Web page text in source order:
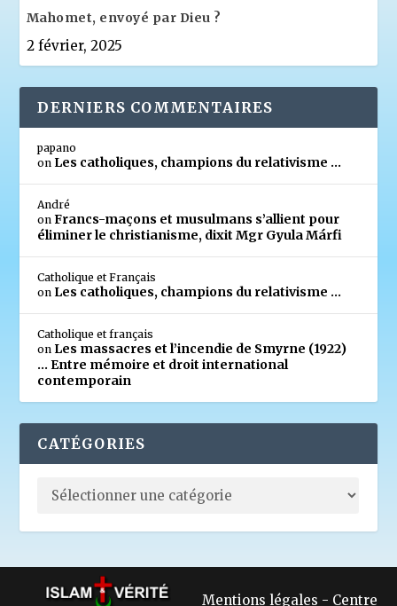
Mahomet, envoyé par Dieu ?
2 février, 2025
DERNIERS COMMENTAIRES
papano
on Les catholiques, champions du relativisme …
André
onFrancs-maçons et musulmans s’allient pour
éliminer le christianisme, dixit Mgr Gyula Márfi
Catholique et Français
on Les catholiques, champions du relativisme …
Catholique et français
on Les massacres et l’incendie de Smyrne (1922)
… Entre mémoire et droit international
contemporain
CATÉGORIES
Mentions légales - Centre